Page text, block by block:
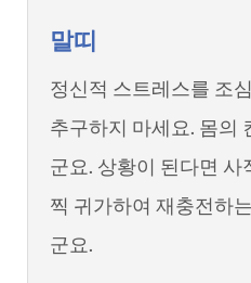
말띠
정신적 스트레스를 조
추구하지 마세요. 몸의
군요. 상황이 된다면 사
찍 귀가하여 재충전하
군요.